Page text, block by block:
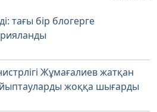
тағы бір блогерге
Жұмағалиев жатқан
жоққа шығарды